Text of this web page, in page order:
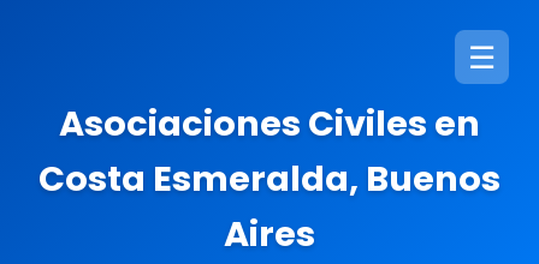
☰
Asociaciones Civiles en
Costa Esmeralda, Buenos
Aires